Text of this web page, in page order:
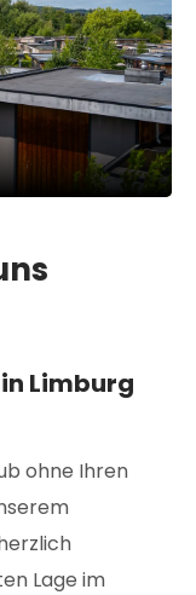
Limburg
ohne Ihren
Lage im